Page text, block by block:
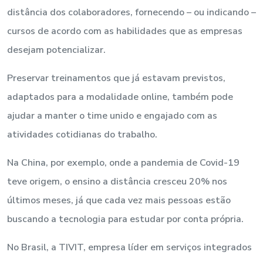
distância dos colaboradores, fornecendo – ou indicando –
cursos de acordo com as habilidades que as empresas
desejam potencializar.
Preservar treinamentos que já estavam previstos,
adaptados para a modalidade online, também pode
ajudar a manter o time unido e engajado com as
atividades cotidianas do trabalho.
Na China, por exemplo, onde a pandemia de Covid-19
teve origem, o ensino a distância cresceu 20% nos
últimos meses, já que cada vez mais pessoas estão
buscando a tecnologia para estudar por conta própria.
No Brasil, a TIVIT, empresa líder em serviços integrados